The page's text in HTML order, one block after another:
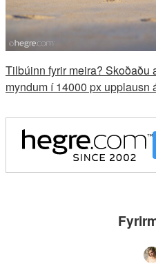
Tilbúinn fyrir meira? Skoðaðu
myndum í 14000 px upplausn